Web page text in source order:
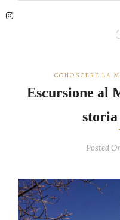
CONOSCERE LA
Escursione al
storia
Posted